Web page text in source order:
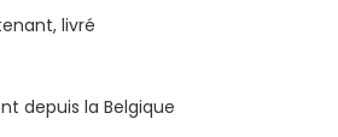
livré
depuis la Belgique